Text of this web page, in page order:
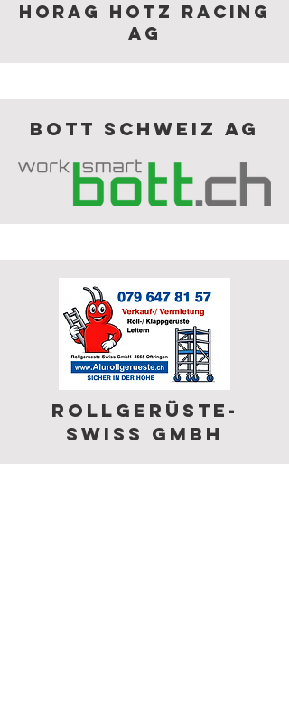
Horag Hotz Racing
AG
Bott Schweiz AG
Rollgerüste-
swiss gmbh